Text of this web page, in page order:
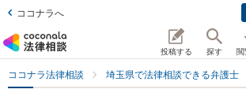
ココナラへ
投稿する 探す
ココナラ法律相談 埼玉県で法律相談できる弁護士